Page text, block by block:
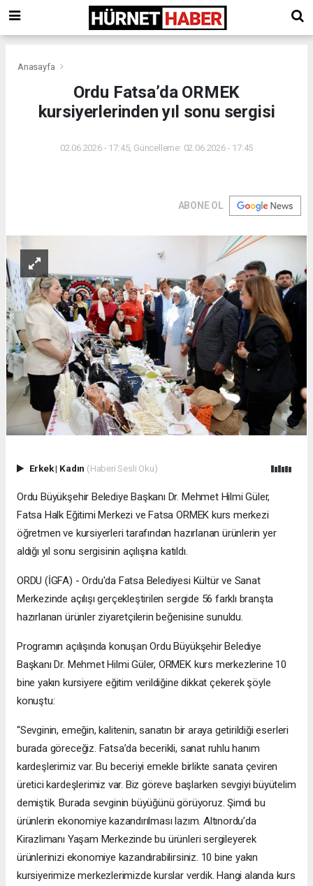
Anasayfa
Ordu Fatsa’da ORMEK
kursiyerlerinden yıl sonu sergisi
02.06.2026 - 17:45, Güncelleme: 02.06.2026 - 17:45
ABONE OL
Erkek| Kadın (Haberi Sesli Oku)
Ordu Büyükşehir Belediye Başkanı Dr. Mehmet Hilmi Güler,
Fatsa Halk Eğitimi Merkezi ve Fatsa ORMEK kurs merkezi
öğretmen ve kursiyerleri tarafından hazırlanan ürünlerin yer
aldığı yıl sonu sergisinin açılışına katıldı.
ORDU (İGFA) - Ordu'da Fatsa Belediyesi Kültür ve Sanat
Merkezinde açılışı gerçekleştirilen sergide 56 farklı branşta
hazırlanan ürünler ziyaretçilerin beğenisine sunuldu.
Programın açılışında konuşan Ordu Büyükşehir Belediye
Başkanı Dr. Mehmet Hilmi Güler, ORMEK kurs merkezlerine 10
bine yakın kursiyere eğitim verildiğine dikkat çekerek şöyle
konuştu:
“Sevginin, emeğin, kalitenin, sanatın bir araya getirildiği eserleri
burada göreceğiz. Fatsa’da becerikli, sanat ruhlu hanım
kardeşlerimiz var. Bu beceriyi emekle birlikte sanata çeviren
üretici kardeşlerimiz var. Biz göreve başlarken sevgiyi büyütelim
demiştik. Burada sevginin büyüğünü görüyoruz. Şimdi bu
ürünlerin ekonomiye kazandırılması lazım. Altınordu’da
Kirazlimanı Yaşam Merkezinde bu ürünleri sergileyerek
ürünlerinizi ekonomiye kazandırabilirsiniz. 10 bine yakın
kursiyerimize merkezlerimizde kurslar verdik. Hangi alanda kurs